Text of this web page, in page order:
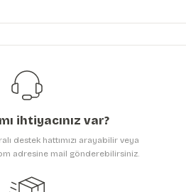
formunu kullanarak tarafımıza
ederiz.
görüntülenemiyor.
ihtiyacınız var?
destek hattımızı arayabilir veya
adresine mail gönderebilirsiniz.